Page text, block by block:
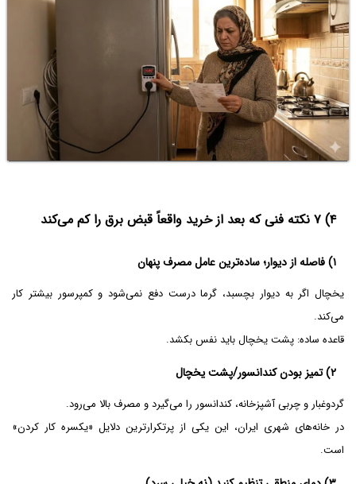
۴) ۷ نکته فنی که بعد از خرید واقعاً قبض برق را کم می‌کند
۱) فاصله از دیوار؛ ساده‌ترین عامل مصرف پنهان
یخچال اگر به دیوار بچسبد، گرما درست دفع نمی‌شود و کمپرسور بیشتر کار
می‌کند.
قاعده ساده: پشت یخچال باید نفس بکشد.
۲) تمیز بودن کندانسور/پشت یخچال
گردوغبار و چربی آشپزخانه، کندانسور را می‌گیرد و مصرف بالا می‌رود.
در خانه‌های شهری ایران، این یکی از پرتکرارترین دلایل «یکسره کار کردن»
است.